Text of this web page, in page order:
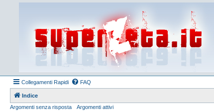
Collegamenti Rapidi FAQ
Indice
Argomenti senza risposta
Argomenti attivi